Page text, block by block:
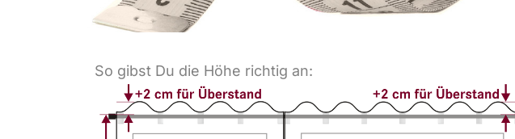
So gibst Du die Höhe richtig an: